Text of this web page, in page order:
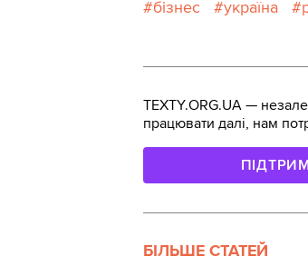
бізнес україна
TEXTY.ORG.UA —
працювати далі, нам
БІЛЬШЕ СТАТЕЙ